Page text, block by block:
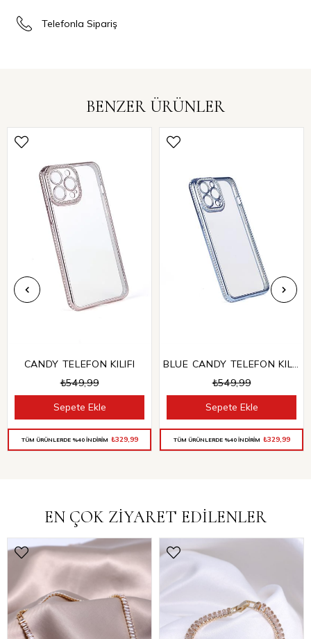
Telefonla Sipariş
BENZER ÜRÜNLER
CANDY TELEFON KILIFI
₺549,99
Sepete Ekle
TÜM ÜRÜNLERDE %40 İNDİRİM ₺329,99
BLUE CANDY TELEFON KILIFI
₺549,99
Sepete Ekle
TÜM ÜRÜNLERDE %40 İNDİRİM ₺329,99
EN ÇOK ZİYARET EDİLENLER